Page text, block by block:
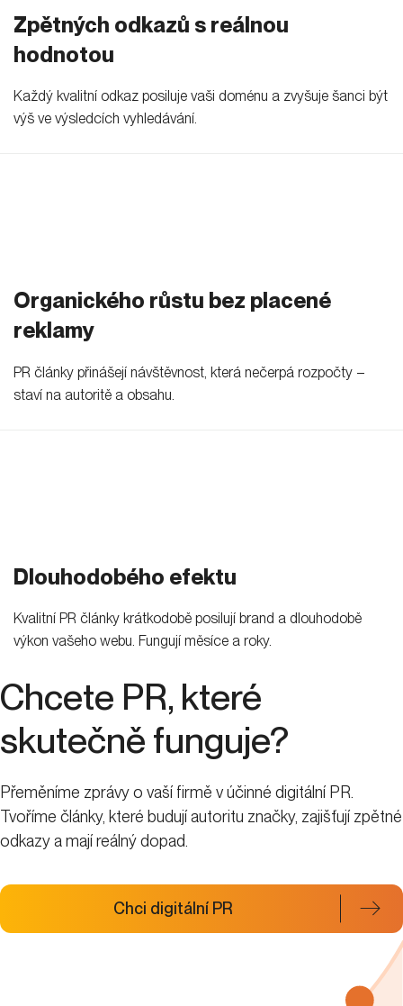
Zpětných odkazů s reálnou
hodnotou
Každý kvalitní odkaz posiluje vaši doménu a zvyšuje šanci být
výš ve výsledcích vyhledávání.
Organického růstu bez placené
reklamy
PR články přinášejí návštěvnost, která nečerpá rozpočty –
staví na autoritě a obsahu.
Dlouhodobého efektu
Kvalitní PR články krátkodobě posilují brand a dlouhodobě
výkon vašeho webu. Fungují měsíce a roky.
Chcete PR, které
skutečně funguje?
Přeměníme zprávy o vaší firmě v účinné digitální PR.
Tvoříme články, které budují autoritu značky, zajišťují zpětné
odkazy a mají reálný dopad.
Chci digitální PR